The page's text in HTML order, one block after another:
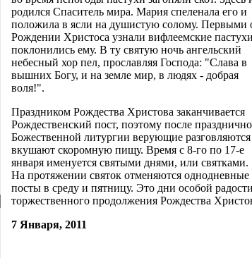
родился Спаситель мира. Мария спеленала его и
положила в ясли на душистую солому. Первыми
Рождении Христоса узнали вифлеемские
поклонились ему. В ту святую ночь ангельский
небесный хор пел, прославляя Господа: "Слава в
вышних Богу, и на земле мир, в людях - добрая
воля!".
Праздником Рождества Христова заканчивается
Рождественский пост, поэтому после
Божественной литургии верующие
вкушают скоромную пищу. Время с 8-го по 17-е
января именуется святыми днями, или святками.
На протяжении святок отменяются однодневные
посты в среду и пятницу. Это дни особой
торжественного продолжения Рождества
7 Января, 2011